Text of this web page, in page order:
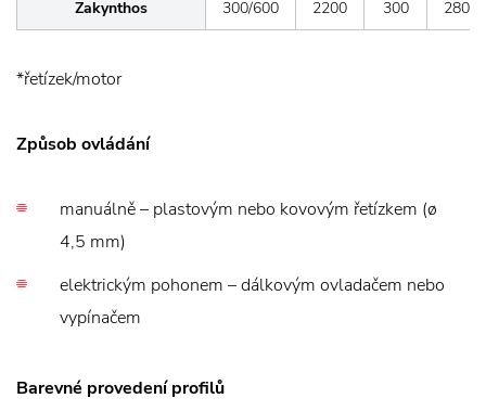
Zakynthos 300/600 2200 300 2800
*řetízek/motor
Způsob ovládání
manuálně – plastovým nebo kovovým řetízkem (ø
4,5 mm)
elektrickým pohonem – dálkovým ovladačem nebo
vypínačem
Barevné provedení profilů